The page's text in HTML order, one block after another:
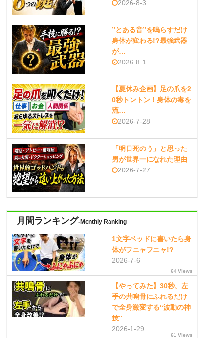
2026-8-3
”とある音”を鳴らすだけ
身体が変わる!?最強武器
が…
2026-8-1
【夏休み企画】足の爪を2
0秒トントン！身体の毒を
流…
2026-7-28
「明日死のう」と思った
男が世界一になれた理由
2026-7-27
月間ランキング-Monthly Ranking
1文字ベッドに書いたら身
体がフニャフニャ!?
2026-7-6
64 Views
【やってみた】30秒、左
手の共鳴骨にふれるだけ
で全身激変する“波動の神
技”
2026-1-29
61 Views